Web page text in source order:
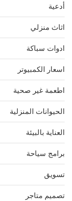
أدعية
اثاث منزلي
ادوات سباكة
اسعار الكمبيوتر
اطعمة غير صحية
الحيوانات المنزلية
العناية بالبيئة
برامج سياحة
تسويق
تصميم متاجر